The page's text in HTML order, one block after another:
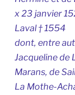
x 23 janvier
Laval † 1554
dont, entre
Jacqueline de
Marans, de
La Mothe-